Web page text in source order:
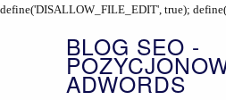
define('DISALLOW_FILE_EDIT', true);
BLOG SEO -
ADWORDS